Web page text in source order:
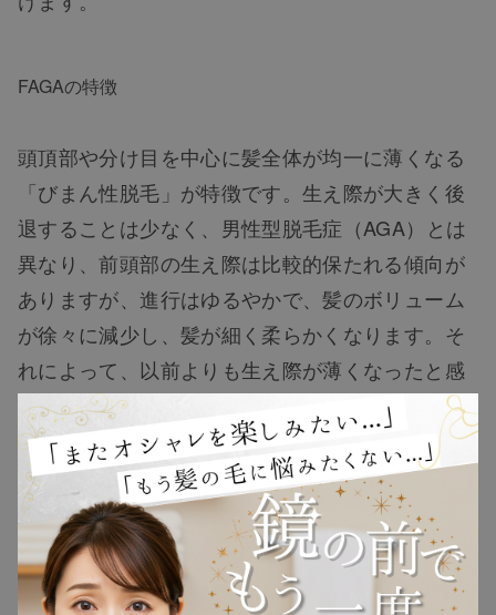
TOP
NEW
ウィッグ
プレゼント
FAGAの特徴
頭頂部や分け目を中心に髪全体が均一に薄くなる
「びまん性脱毛」が特徴です。生え際が大きく後
退することは少なく、男性型脱毛症（AGA）とは
異なり、前頭部の生え際は比較的保たれる傾向が
ありますが、進行はゆるやかで、髪のボリューム
が徐々に減少し、髪が細く柔らかくなります。そ
れによって、以前よりも生え際が薄くなったと感
じる方もいるでしょう。
これらは進行性のため、早期発見、できるだけ早
い段階で対策するのがいいでしょう。
髪型や牽引による影響